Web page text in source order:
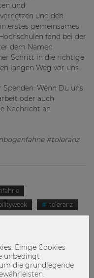
und
und den
erstes gemeinsames
fand bei der
dem Namen
Schritt in die richtige
langen Weg vor uns..
Wenn Du uns
oder auch
Nachricht an
#toleranz
toleranz
Einige Cookies
unbedingt
die grundlegende